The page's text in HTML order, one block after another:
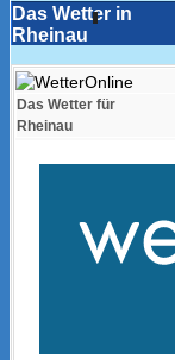
Das Wetter in
Rheinau
Das Wetter für
Rheinau